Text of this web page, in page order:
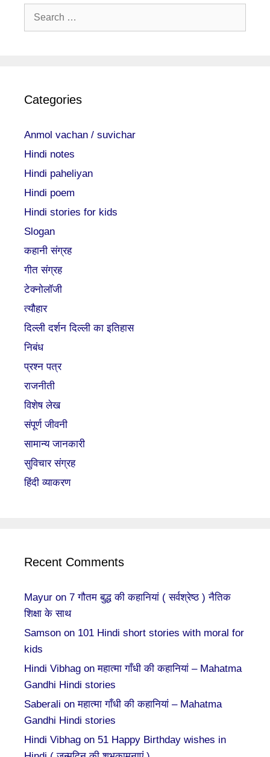
Search
Categories
Anmol vachan / suvichar
Hindi notes
Hindi paheliyan
Hindi poem
Hindi stories for kids
Slogan
कहानी संग्रह
गीत संग्रह
टेक्नोलॉजी
त्यौहार
दिल्ली दर्शन दिल्ली का इतिहास
निबंध
प्रश्न पत्र
राजनीती
विशेष लेख
संपूर्ण जीवनी
सामान्य जानकारी
सुविचार संग्रह
हिंदी व्याकरण
Recent Comments
Mayur on 7 गौतम बुद्ध की कहानियां ( सर्वश्रेष्ठ ) नैतिक
शिक्षा के साथ
Samson on 101 Hindi short stories with moral for
kids
Hindi Vibhag onमहात्मा गाँधी की कहानियां – Mahatma
Gandhi Hindi stories
Saberali onमहात्मा गाँधी की कहानियां – Mahatma
Gandhi Hindi stories
Hindi Vibhag on 51 Happy Birthday wishes in